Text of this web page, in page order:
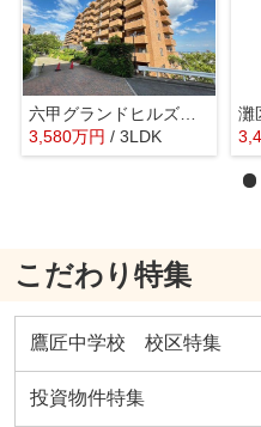
六甲グランドヒルズ参号館
3,580万円 / 3LDK
こだわり特集
鷹匠中学校 校区特集
投資物件特集